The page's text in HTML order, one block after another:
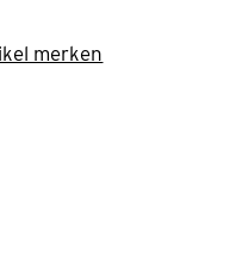
merken